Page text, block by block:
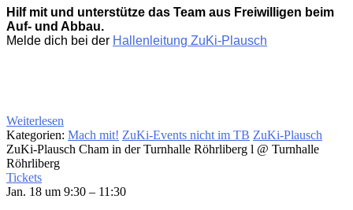
Hilf mit und unterstütze das Team aus Freiwilligen beim
Auf- und Abbau.
Melde dich bei der Hallenleitung ZuKi-Plausch
Weiterlesen
Kategorien: Mach mit! ZuKi-Events nicht im TB ZuKi-Plausch
ZuKi-Plausch Cham in der Turnhalle Röhrliberg l @ Turnhalle
Röhrliberg
Tickets
Jan. 18 um 9:30 – 11:30